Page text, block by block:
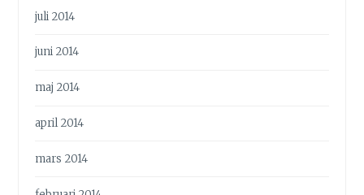
juli 2014
juni 2014
maj 2014
april 2014
mars 2014